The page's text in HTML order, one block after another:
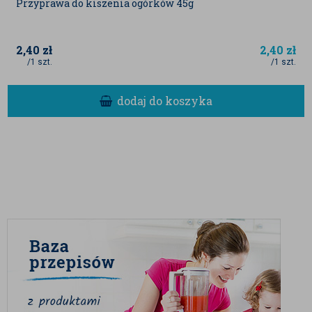
Przyprawa do kiszenia ogórków 45g
2,40 zł
/1 szt.
2,40 zł
/1 szt.
dodaj do koszyka